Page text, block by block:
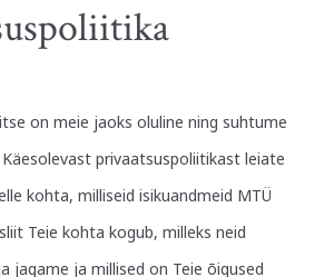
on meie jaoks oluline ning suhtume
privaatsuspoliitikast leiate
kohta, milliseid isikuandmeid MTÜ
Teie kohta kogub, milleks neid
jagame ja millised on Teie õigused